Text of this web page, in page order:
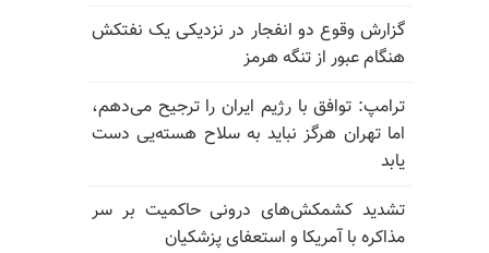
گزارش وقوع دو انفجار در نزدیکی یک نفتکش
هنگام عبور از تنگه هرمز
ترامپ: توافق با رژیم ایران را ترجیح می‌دهم،
اما تهران هرگز نباید به سلاح هسته‌یی دست
یابد
تشدید کشمکش‌های درونی حاکمیت بر سر
مذاکره با آمریکا و استعفای پزشکیان